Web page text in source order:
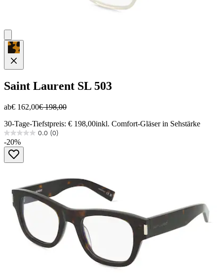
Saint Laurent SL 503
ab€ 162,00€ 198,00
30-Tage-Tiefstpreis: € 198,00inkl. Comfort-Gläser in Sehstärke
0.0 (0)
0.0
von
Sternen.
-20%